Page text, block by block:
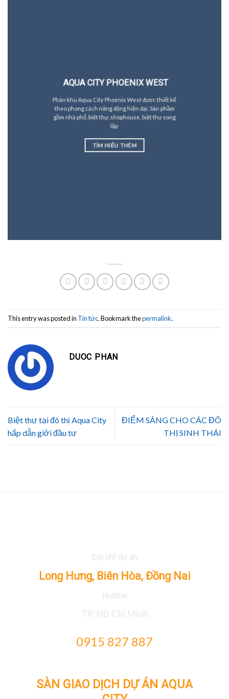
AQUA CITY PHOENIX WEST
Phân khu Aqua City Phoenix West được thiết kế
theo phong cách năng động hiện đại. Sản phầm
gồm nhà phố, biệt thự, shophouse, biệt thự song
lập
TÌM HIỂU THÊM
This entry was posted in Tin tức. Bookmark thepermalink.
DUOC PHAN
Biệt thự tại đô thị Aqua City
hấp dẫn giới đầu tư
ĐIỂM SÁNG CHO CÁC ĐÔ
THỊ SINH THÁI
Long Hưng, Biên Hòa, Đồng Nai
0915 827 887
SÀN GIAO DỊCH DỰ ÁN AQUA